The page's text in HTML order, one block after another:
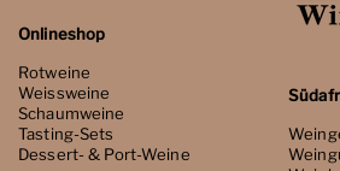
Onlineshop
Rotweine
Weissweine
Schaumweine
Tasting-Sets
Dessert- & Port-Weine